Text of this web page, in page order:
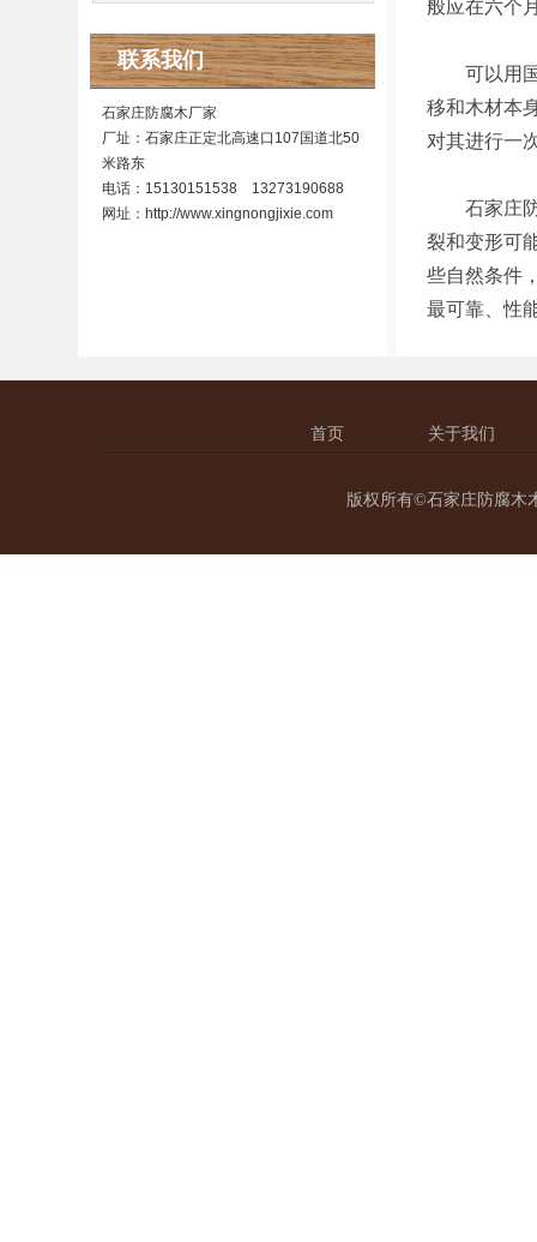
联系我们
石家庄防腐木厂家
厂址：石家庄正定北高速口107国道北50
米路东
电话：15130151538 13273190688
网址： http://www.xingnongjixie.com
般应在六个
可以用国
移和木材本
对其进行一
石家庄防
裂和变形可
些自然条件
最可靠、性
首页 关于我们
版权所有©石家庄防腐